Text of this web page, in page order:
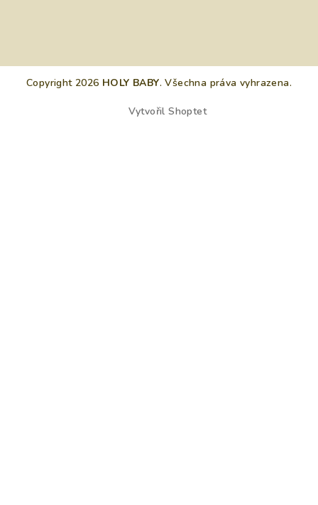
Copyright 2026 HOLY BABY. Všechna práva vyhrazena.
Vytvořil Shoptet